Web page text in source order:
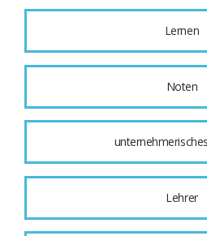
Lernen
Noten
Lehrer